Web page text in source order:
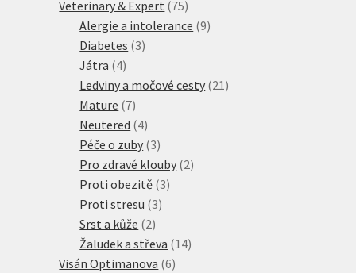
Veterinary & Expert 7575
produktů
Alergie a intolerance 99
Diabetes 33
Játra 44
produkty
Ledviny a močové cesty 21 21
Mature 77
produktů
Neutered 44
produkty
Péče o zuby 33
produkty
Pro zdravé klouby 22
Proti obezitě 33
Proti stresu 33
Srst a kůže 22
produkty
Žaludek a střeva 1414
Visán Optimanova 66